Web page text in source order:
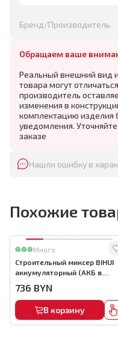
Бренд/Производитель
Обращаем ваше
Реальный внешний вид
товара могут
производитель
изменения в
комплектацию изделия
уведомления.
заказе
Нашли ошибку в
Похожие
Много
Строительный миксер BIHUI
аккумуляторный (АКБ в
736 BYN
В корзину